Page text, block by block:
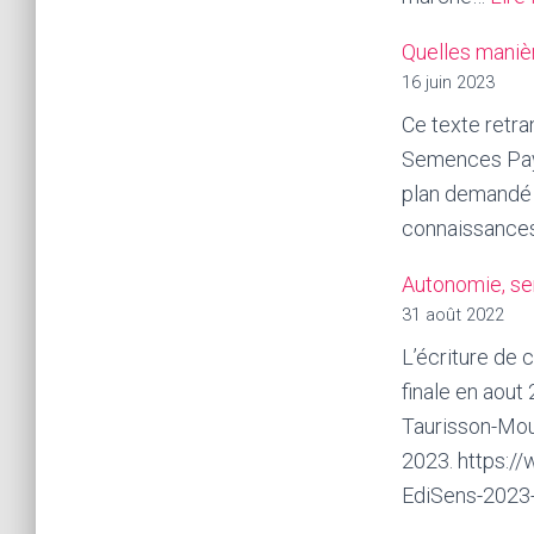
Quelles
16 juin 2023
Ce texte
Semences
plan
Autonomie,
31 août 2022
L’écriture de
finale en aout
Taurisson-
2023. https://
EdiSens-